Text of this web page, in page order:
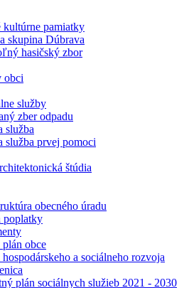
kultúrne pamiatky
skupina Dúbrava
hasičský zbor
obci
služby
zber odpadu
služba
služba prvej pomoci
štúdia
obecného úradu
poplatky
obce
a sociálneho rozvoja
plán sociálnych služieb 2021 - 2030